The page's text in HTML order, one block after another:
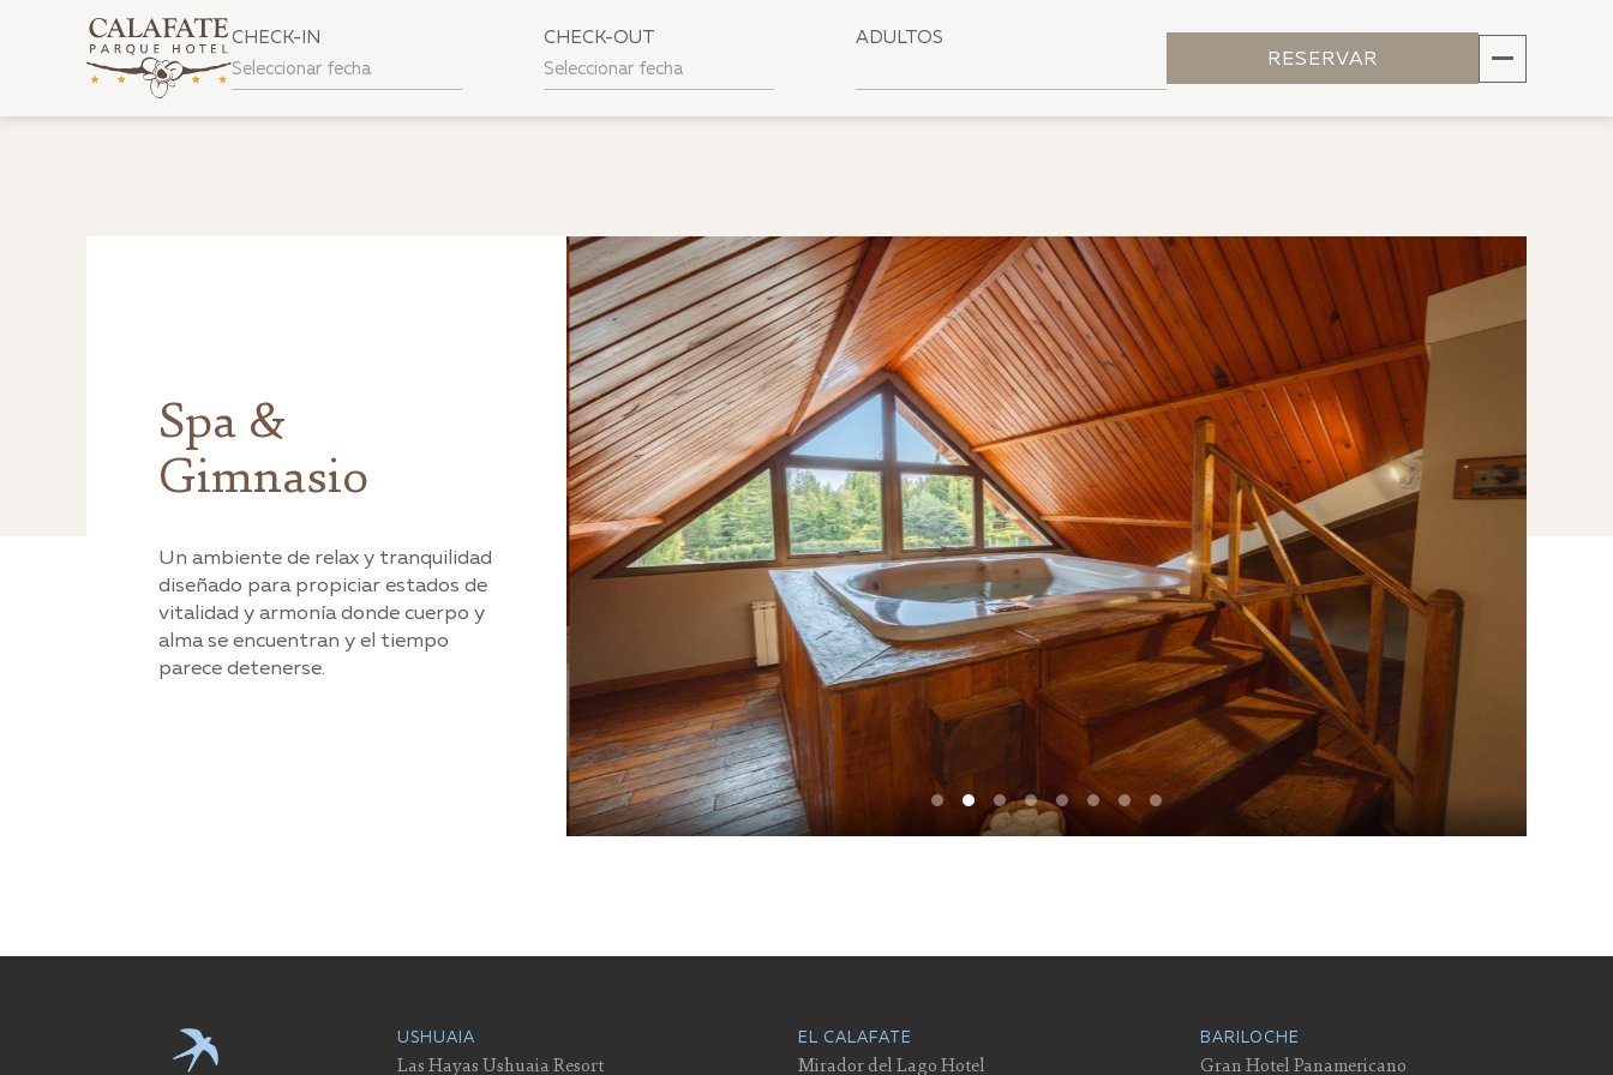
CHECK-IN CHECK-OUT ADULTOS
RESERVAR
Spa &
Gimnasio
Un ambiente de relax y tranquilidad
diseñado para propiciar estados de
vitalidad y armonía donde cuerpo y
alma se encuentran y el tiempo
parece detenerse.
USHUAIA
Las Hayas Ushuaia Resort
EL CALAFATE
Mirador del Lago Hotel
BARILOCHE
Gran Hotel Panamericano